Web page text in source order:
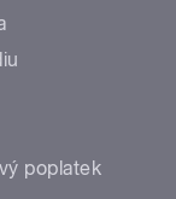
poplatek